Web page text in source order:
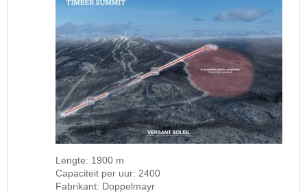
Lengte: 1900 m
Capaciteit per uur: 2400
Fabrikant: Doppelmayr